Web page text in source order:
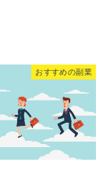
おすすめの副業